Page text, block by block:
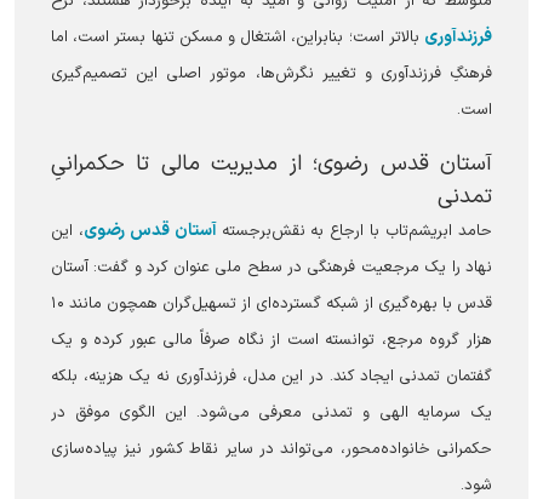
فرزندآوری بالاتر است؛ بنابراین، اشتغال و مسکن تنها بستر است، اما
فرهنگِ فرزندآوری و تغییر نگرش‌ها، موتور اصلی این تصمیم‌گیری
است.
آستان قدس رضوی؛ از مدیریت مالی تا حکمرانیِ
تمدنی
حامد ابریشم‌تاب با ارجاع به نقش‌برجسته آستان قدس رضوی، این
نهاد را یک مرجعیت فرهنگی در سطح ملی عنوان کرد و گفت: آستان
قدس با بهره‌گیری از شبکه گسترده‌ای از تسهیل‌گران همچون مانند ۱۰
هزار گروه مرجع، توانسته است از نگاه صرفاً مالی عبور کرده و یک
گفتمان تمدنی ایجاد کند. در این مدل، فرزندآوری نه یک هزینه، بلکه
یک سرمایه الهی و تمدنی معرفی می‌شود. این الگوی موفق در
حکمرانی خانواده‌محور، می‌تواند در سایر نقاط کشور نیز پیاده‌سازی
شود.